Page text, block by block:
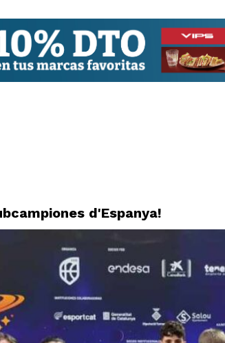
d'Espanya!